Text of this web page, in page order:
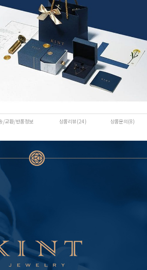
/교환/반품정보 상품리뷰(24) 상품문의(8)